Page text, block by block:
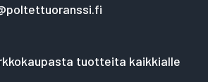
tuotteita kaikkialle